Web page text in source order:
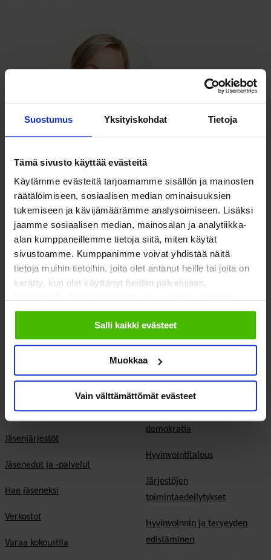
Suostumus Yksityiskohdat Tietoja
Tämä sivusto käyttää evästeitä
Käytämme evästeitä tarjoamamme sisällön ja mainosten
räätälöimiseen, sosiaalisen median ominaisuuksien
tukemiseen ja kävijämäärämme analysoimiseen. Lisäksi
jaamme sosiaalisen median, mainosalan ja analytiikka-
alan kumppaneillemme tietoja siitä, miten käytät
sivustoamme. Kumppanimme voivat yhdistää näitä
tietoja muihin tietoihin, joita olet antanut heille tai joita on
kerätty, kun olet käyttänyt heidän palvelujaan.
evästeisiin.
Salli kaikki evästeet
Muokkaa
Vain välttämättömät evästeet
edunvalvontapäällikkö
anne.peralahti@soste.fi
SOSTE Suomen sosiaali ja terveys ry
Yliopistonkatu 5
Tietoa Sostesta
Jäsenjärjestöt
Jäsenedut ja -palvelut
Hae jäseneksi
Verkostot
Varaa kokoustila
Vaikuttaminen
Kansalaisyhteiskunta ja
demokratia
Hyvinvointitalous
Järjestöjen
toimintaedellytykset
Hyvinvoinnin ja terveyden
edistäminen